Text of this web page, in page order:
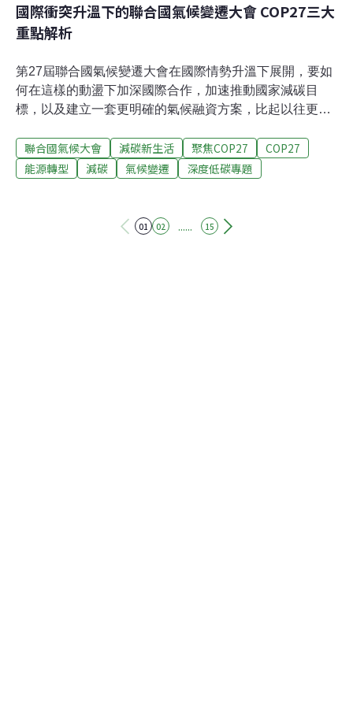
國際衝突升溫下的聯合國氣候變遷大會 COP27三大
重點解析
第27屆聯合國氣候變遷大會在國際情勢升溫下展開，要如
何在這樣的動盪下加深國際合作，加速推動國家減碳目
標，以及建立一套更明確的氣候融資方案，比起以往更具
業、環境組織組以及公民團體等，將齊聚埃及紅海邊的沙
姆沙伊赫（Sharm El Sheikh），召開聯合國第27屆氣候
開放，世界的運作似乎步上正軌。但疫情後的經濟復甦，
聯合國氣候大會 減碳新生活 聚焦COP27
COP27
能源轉型
減碳 氣候變遷 深度低碳專題
01 02 ...... 15